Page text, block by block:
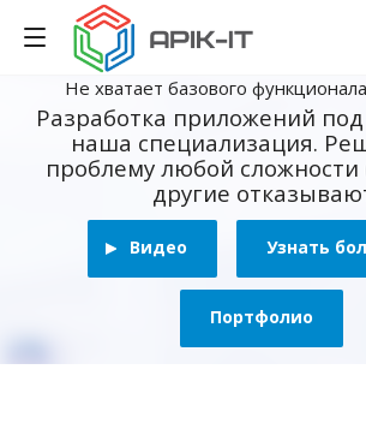
Не хватает базового
Разработка приложений
наша специализация.
проблему любой сложности
другие
Видео Узнать
Портфолио